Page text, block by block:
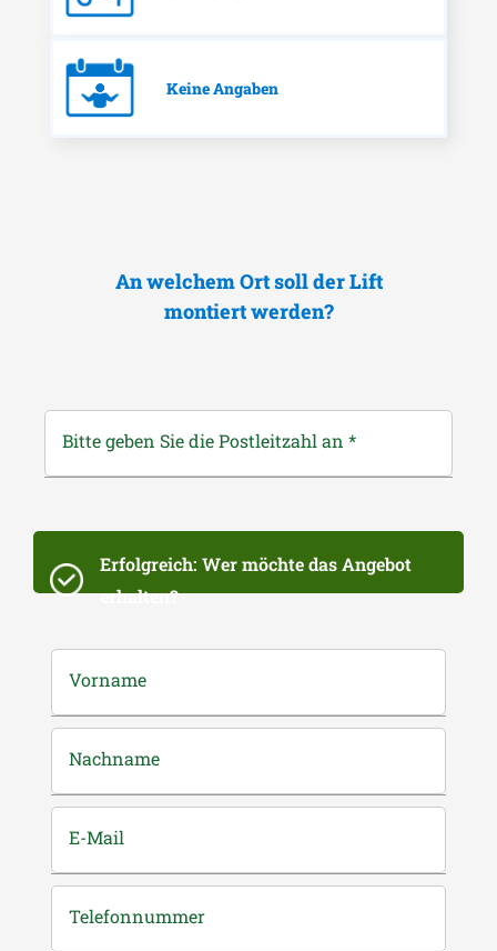
Keine Angaben
An welchem Ort soll der Lift
montiert werden?
Bitte geben Sie die Postleitzahl an *
Erfolgreich: Wer möchte das Angebot
erhalten?
Vorname
Nachname
E-Mail
Telefonnummer